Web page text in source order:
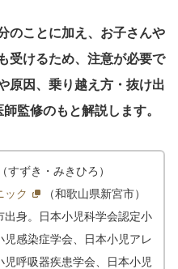
のことに加え、お子さんや
受けるため、注意が必要で
原因、乗り越え方・抜け出
監修のもと解説します。
すずき・みきひろ）
ック
（和歌山県新宮市）
身。
日本小児科学会認定小
児感染症学会、日本小児アレ
児呼吸器疾患学会、日本小児